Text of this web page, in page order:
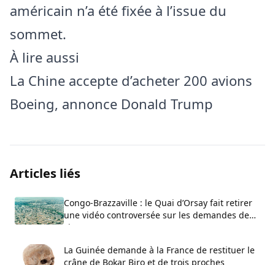
américain n’a été fixée à l’issue du
sommet.
À lire aussi
La Chine accepte d’acheter 200 avions
Boeing, annonce Donald Trump
Articles liés
Congo-Brazzaville : le Quai d’Orsay fait retirer
une vidéo controversée sur les demandes de
visa
La Guinée demande à la France de restituer le
crâne de Bokar Biro et de trois proches